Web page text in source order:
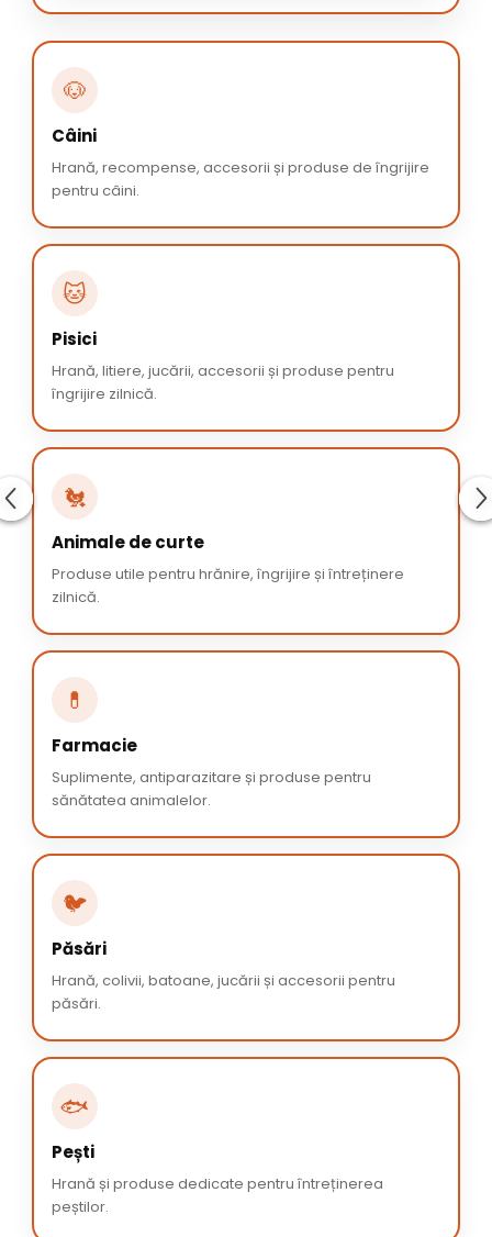
🐶
Câini
Hrană, recompense, accesorii și produse de îngrijire
pentru câini.
🐱
Pisici
Hrană, litiere, jucării, accesorii și produse pentru
îngrijire zilnică.
🐔
Animale de curte
Produse utile pentru hrănire, îngrijire și întreținere
zilnică.
💊
Farmacie
Suplimente, antiparazitare și produse pentru
sănătatea animalelor.
🐦
Păsări
Hrană, colivii, batoane, jucării și accesorii pentru
păsări.
🐟
Pești
Hrană și produse dedicate pentru întreținerea
peștilor.